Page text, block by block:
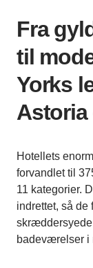
Fra
til
Yorks
Astoria
Hotellets
forvandlet til
11 kategorier.
indrettet, så de
badeværelser i